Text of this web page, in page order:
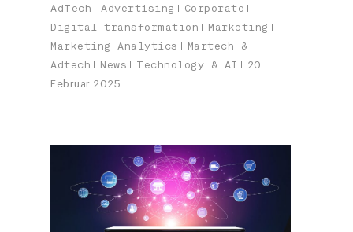
AdTech Advertising
Corporate
Digital transformation
Marketing
Marketing Analytics
Martech &
Adtech
News Technology & AI
20
Februar 2025